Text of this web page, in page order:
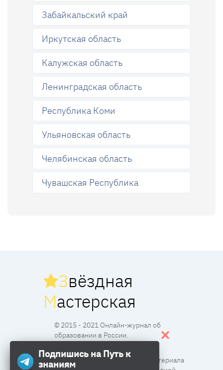
Забайкальский край
Иркутская область
Калужская область
Ленинградская область
Республика Коми
Ульяновская область
Челябинская область
Чувашская Республика
Звёздная
Мастерская
© 2015 - 2021 Онлайн-журнал об
образовании в России.
Все права защищены. Перпечатка материала
Подпишись на Путь к
знаниям